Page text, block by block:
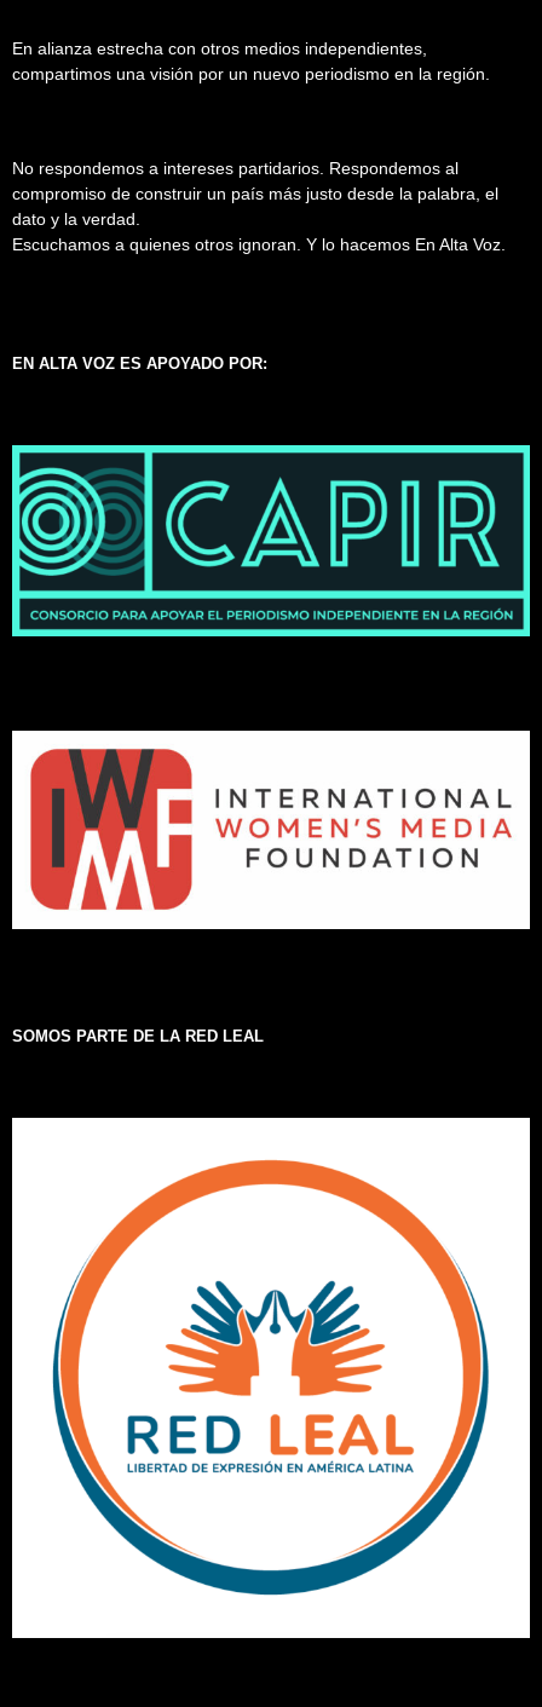
En alianza estrecha con otros medios independientes,
compartimos una visión por un nuevo periodismo en la región.
No respondemos a intereses partidarios. Respondemos al
compromiso de construir un país más justo desde la palabra, el
dato y la verdad.
Escuchamos a quienes otros ignoran. Y lo hacemos En Alta Voz.
EN ALTA VOZ ES APOYADO POR:
SOMOS PARTE DE LA RED LEAL